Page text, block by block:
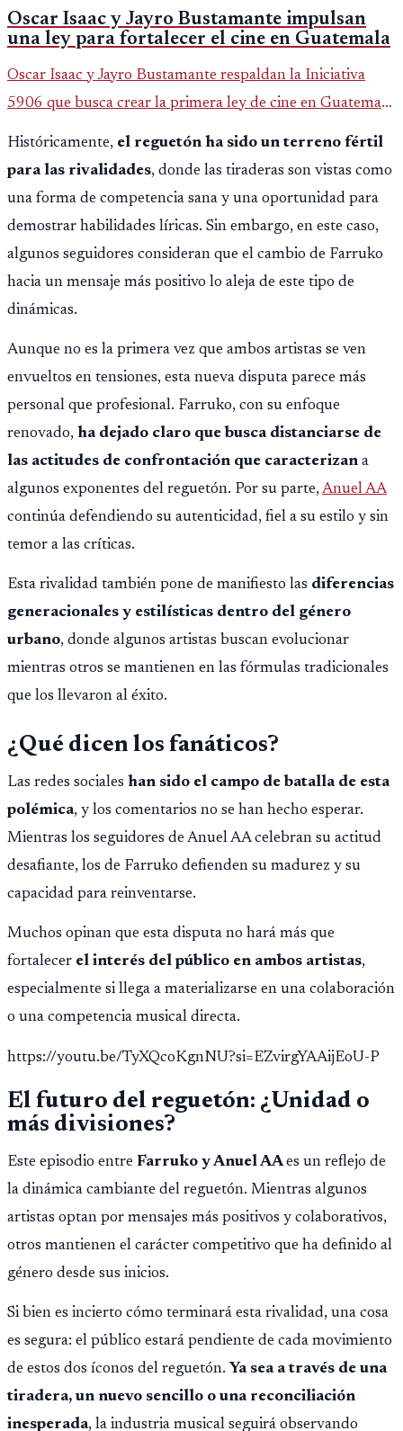
Oscar Isaac y Jayro Bustamante impulsan
una ley para fortalecer el cine en Guatemala
Oscar Isaac y Jayro Bustamante respaldan la Iniciativa
5906 que busca crear la primera ley de cine en Guatemala
Históricamente, el reguetón ha sido un terreno fértil
para las rivalidades, donde las tiraderas son vistas como
una forma de competencia sana y una oportunidad para
demostrar habilidades líricas. Sin embargo, en este caso,
algunos seguidores consideran que el cambio de Farruko
hacia un mensaje más positivo lo aleja de este tipo de
dinámicas.
Aunque no es la primera vez que ambos artistas se ven
envueltos en tensiones, esta nueva disputa parece más
personal que profesional. Farruko, con su enfoque
renovado, ha dejado claro que busca distanciarse de
las actitudes de confrontación que caracterizan a
algunos exponentes del reguetón. Por su parte,Anuel AA
continúa defendiendo su autenticidad, fiel a su estilo y sin
temor a las críticas.
Esta rivalidad también pone de manifiesto las diferencias
generacionales y estilísticas dentro del género
urbano, donde algunos artistas buscan evolucionar
mientras otros se mantienen en las fórmulas tradicionales
que los llevaron al éxito.
¿Qué dicen los fanáticos?
Las redes sociales han sido el campo de batalla de esta
polémica, y los comentarios no se han hecho esperar.
Mientras los seguidores de Anuel AA celebran su actitud
desafiante, los de Farruko defienden su madurez y su
capacidad para reinventarse.
Muchos opinan que esta disputa no hará más que
fortalecer el interés del público en ambos artistas,
especialmente si llega a materializarse en una colaboración
o una competencia musical directa.
https://youtu.be/TyXQcoKgnNU?si=EZvirgYAAijEoU-P
El futuro del reguetón: ¿Unidad o
más divisiones?
Este episodio entre Farruko y Anuel AAes un reflejo de
la dinámica cambiante del reguetón. Mientras algunos
artistas optan por mensajes más positivos y colaborativos,
otros mantienen el carácter competitivo que ha definido al
género desde sus inicios.
Si bien es incierto cómo terminará esta rivalidad, una cosa
es segura: el público estará pendiente de cada movimiento
de estos dos íconos del reguetón. Ya sea a través de una
tiradera, un nuevo sencillo o una reconciliación
inesperada, la industria musical seguirá observando